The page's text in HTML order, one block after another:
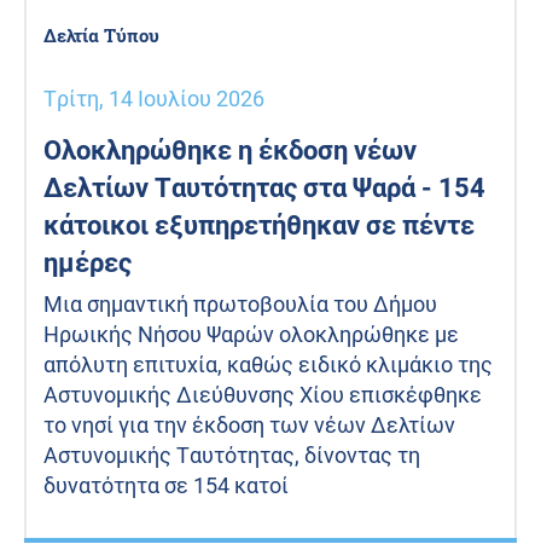
Δελτία Τύπου
Τρίτη, 14 Ιουλίου 2026
Ολοκληρώθηκε η έκδοση νέων
Δελτίων Ταυτότητας στα Ψαρά - 154
κάτοικοι εξυπηρετήθηκαν σε πέντε
ημέρες
Μια σημαντική πρωτοβουλία του Δήμου
Ηρωικής Νήσου Ψαρών ολοκληρώθηκε με
απόλυτη επιτυχία, καθώς ειδικό κλιμάκιο της
Αστυνομικής Διεύθυνσης Χίου επισκέφθηκε
το νησί για την έκδοση των νέων Δελτίων
Αστυνομικής Ταυτότητας, δίνοντας τη
δυνατότητα σε 154 κατοί